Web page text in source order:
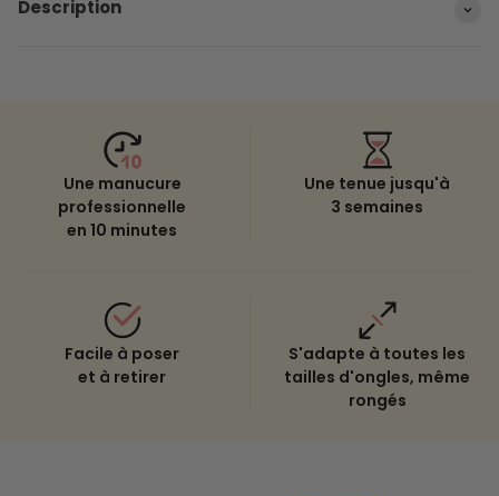
Description
Une manucure
professionnelle
en 10 minutes
Une tenue jusqu'à
3 semaines
Facile à poser
et à retirer
S'adapte à toutes les
tailles d'ongles, même
rongés